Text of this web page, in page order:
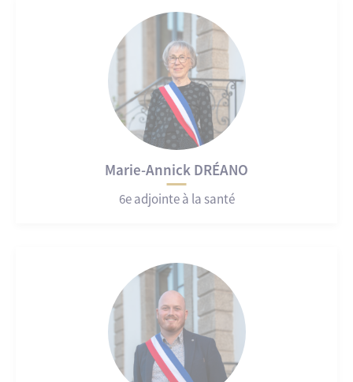
Marie-Annick DRÉANO
6e adjointe à la santé